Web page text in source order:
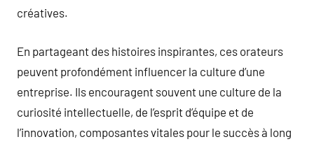
créatives.
En partageant des histoires inspirantes, ces orateurs
peuvent profondément influencer la culture d’une
entreprise. Ils encouragent souvent une culture de la
curiosité intellectuelle, de l’esprit d’équipe et de
l’innovation, composantes vitales pour le succès à long